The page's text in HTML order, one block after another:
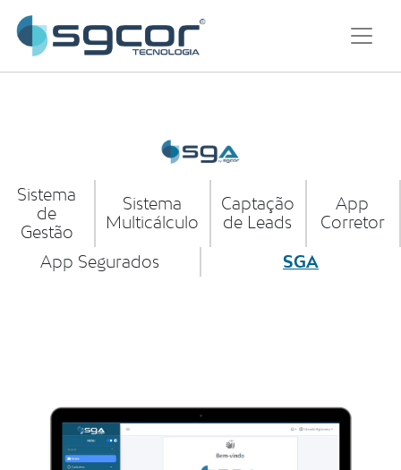
Sistema
de
Gestão
Sistema
Multicálculo
Captação
de Leads
App
Corretor
App Segurados
SGA